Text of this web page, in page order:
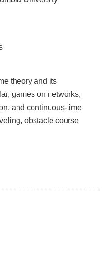
theory and its
games on networks,
and continuous-time
obstacle course